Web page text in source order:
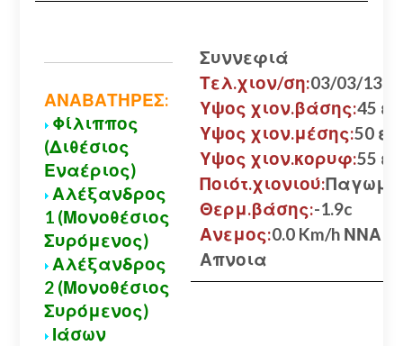
ΑΝΑΒΑΤΗΡΕΣ:
Φίλιππος
(Διθέσιος
Εναέριος)
Αλέξανδρος
1 (Μονοθέσιος
Συρόμενος)
Αλέξανδρος
2 (Μονοθέσιος
Συρόμενος)
Ιάσων
Συννεφιά
Τελ.χιον/ση:03/03/13
Υψος χιον.βάσης:45 εκ.
Υψος χιον.μέσης:50 εκ.
Υψος χιον.κορυφ:55 εκ.
Ποιότ.χιονιού:
Θερμ.βάσης:-1.9c
Ανεμος:0.0 Km/h ΝΝΑ
Απνοια